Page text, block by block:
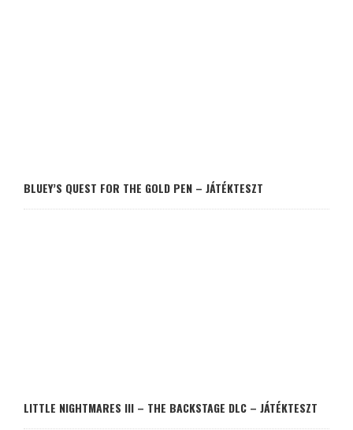
BLUEY’S QUEST FOR THE GOLD PEN – JÁTÉKTESZT
LITTLE NIGHTMARES III – THE BACKSTAGE DLC – JÁTÉKTESZT